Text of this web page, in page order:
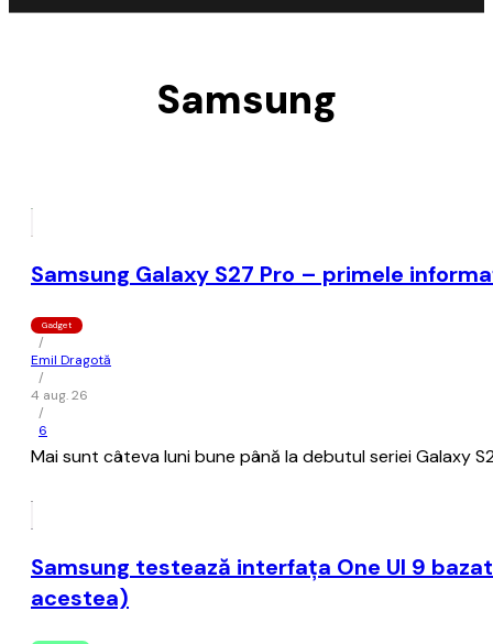
Samsung
Samsung Galaxy S27 Pro – primele
Gadget
/
Emil Dragotă
/
4 aug. 26
/
6
Mai sunt câteva luni bune până la debutul seriei Galaxy
Samsung testează interfaţa One UI 9
acestea)